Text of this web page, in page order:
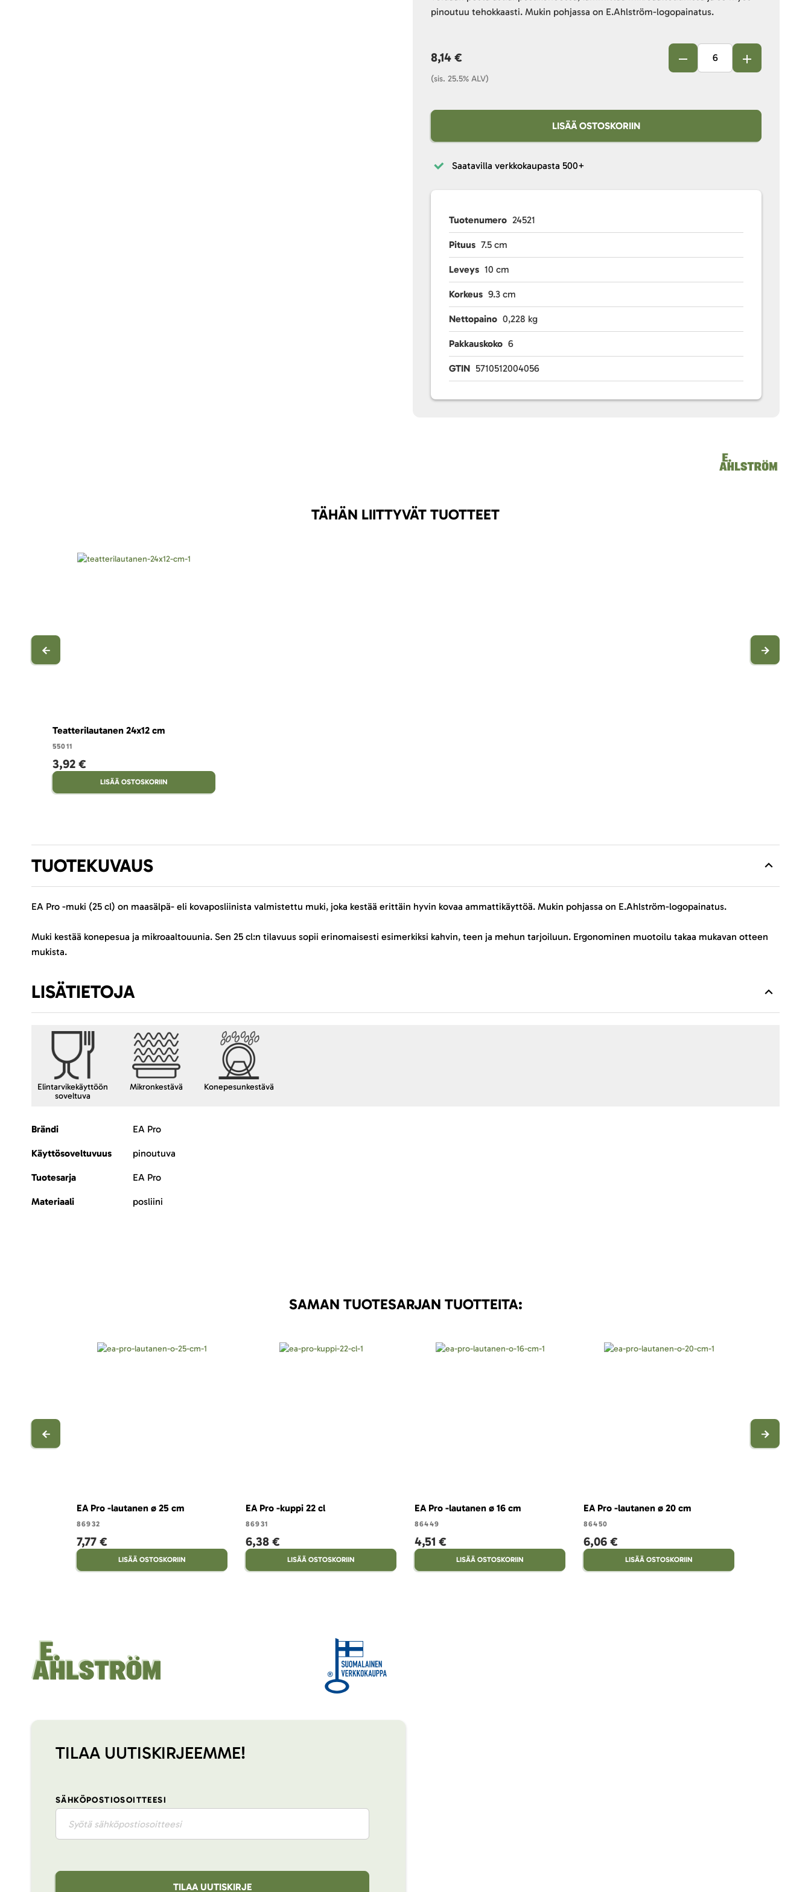
pinoutuu tehokkaasti. Mukin pohjassa on E.Ahlström-logopainatus.
8,14 €
(sis. 25.5% ALV)
LISÄÄ OSTOSKORIIN
Saatavilla verkkokaupasta 500+
Tuotenumero 24521
Pituus 7.5 cm
Leveys 10 cm
Korkeus 9.3 cm
Nettopaino 0,228 kg
Pakkauskoko 6
GTIN 5710512004056
TÄHÄN LIITTYVÄT TUOTTEET
Teatterilautanen 24x12 cm
55011
3,92 €
LISÄÄ OSTOSKORIIN
TUOTEKUVAUS
EA Pro -muki (25 cl) on maasälpä- eli kovaposliinista valmistettu muki, joka kestää erittäin hyvin kovaa ammattikäyttöä. Mukin pohjassa on E.Ahlström-logopainatus.
Muki kestää konepesua ja mikroaaltouunia. Sen 25 cl:n tilavuus sopii erinomaisesti esimerkiksi kahvin, teen ja mehun tarjoiluun. Ergonominen muotoilu takaa mukavan otteen
mukista.
LISÄTIETOJA
Elintarvikekäyttöön
soveltuva
Mikronkestävä Konepesunkestävä
Lisätietoja
Brändi EA Pro
Käyttösoveltuvuus pinoutuva
Tuotesarja EA Pro
Materiaali posliini
SAMAN TUOTESARJAN TUOTTEITA:
EA Pro -lautanen ø 25 cm
86932
7,77 €
LISÄÄ OSTOSKORIIN
EA Pro -kuppi 22 cl
86931
6,38 €
LISÄÄ OSTOSKORIIN
EA Pro -lautanen ø 16 cm
86449
4,51 €
LISÄÄ OSTOSKORIIN
EA Pro -lautanen ø 20 cm
86450
6,06 €
LISÄÄ OSTOSKORIIN
TILAA UUTISKIRJEEMME!
SÄHKÖPOSTIOSOITTEESI
TILAA UUTISKIRJE